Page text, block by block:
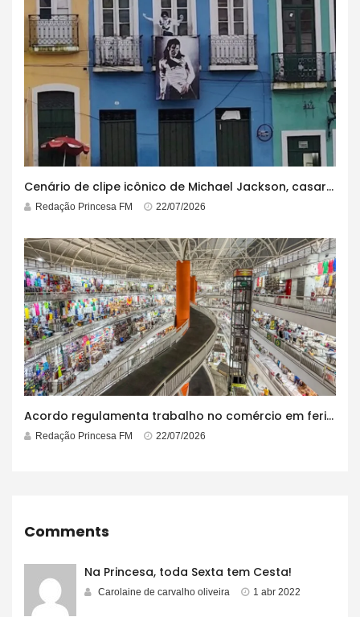
Cenário de clipe icônico de Michael Jackson, casarão azul no centro do Pelourinho enfrenta ordem de desocupação
Redação Princesa FM 22/07/2026
Acordo regulamenta trabalho no comércio em feriados
Redação Princesa FM 22/07/2026
Comments
Na Princesa, toda Sexta tem Cesta!
Carolaine de carvalho oliveira 1 abr 2022